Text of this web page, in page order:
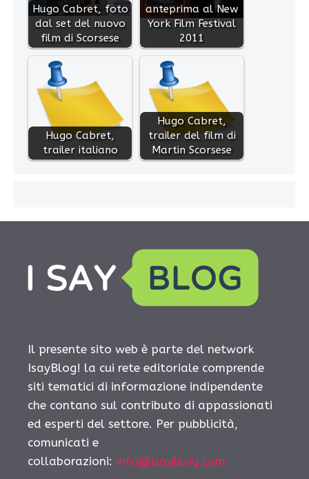
Hugo Cabret, foto
dal set del nuovo
film di Scorsese
anteprima al New
York Film Festival
2011
Hugo Cabret,
trailer italiano
Hugo Cabret,
trailer del film di
Martin Scorsese
Il presente sito web è parte del network
IsayBlog! la cui rete editoriale comprende
siti tematici di informazione indipendente
che contano sul contributo di appassionati
ed esperti del settore. Per pubblicità,
comunicati e
collaborazioni: info@isayblog.com